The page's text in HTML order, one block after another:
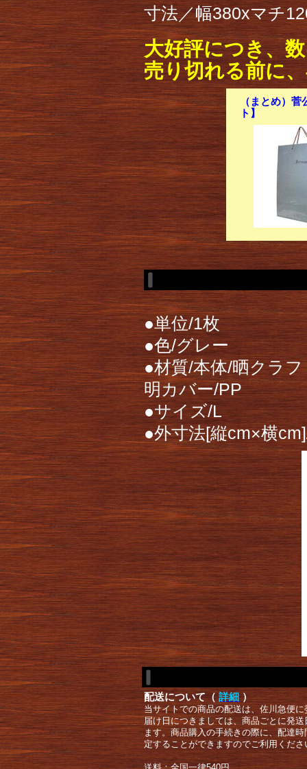
寸法／幅380xマチ
大好評につき、
売り切れる前に
（まとめ）
ト】
●単位/1枚
●色/グレー
●材質/本体/晒クラ
明カバー/PP
●サイズ/L
●外寸法[縦cm×横
配送について（ 詳細 ）
当サイトでの商品の配送は、佐川急便
届け日につきましては、商品ごとに発
ます。商品購入の手続きの際に、配達
定することができますのでご利用くださ